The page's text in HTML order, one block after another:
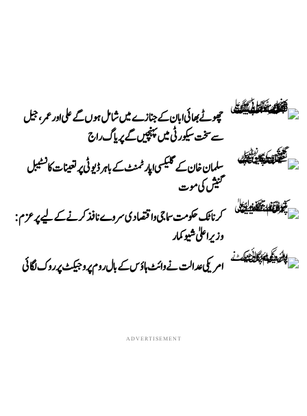
چھوٹے بھائی ابان کے جنازے میں شامل ہوں گے علی اور عمر، جیل
سے سخت سیکورٹی میں پہنچیں گے پریاگ راج
سلمان خان کے گلیکسی اپارٹمنٹ کے باہر ڈیوٹی پر تعینات کانسٹیبل
گنیش کی موت
کرناٹک حکومت سماجی و اقتصادی سروے نافذ کرنے کے لیے پرعزم:
وزیر اعلیٰ شیوکمار
امریکی عدالت نے وائٹ ہاؤس کے بال روم پروجیکٹ پر روک لگائی
ADVERTISEMENT